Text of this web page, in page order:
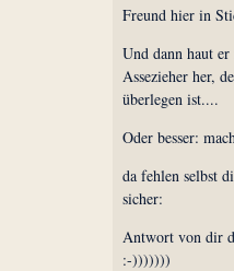
Freund hier in
Und dann haut
Assezieher her,
überlegen ist....
Oder besser:
da fehlen selbst
sicher:
Antwort von dir
:-)))))))